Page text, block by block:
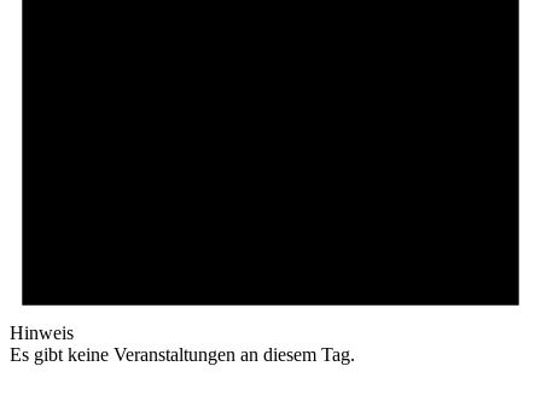
Hinweis
Es gibt keine Veranstaltungen an diesem Tag.